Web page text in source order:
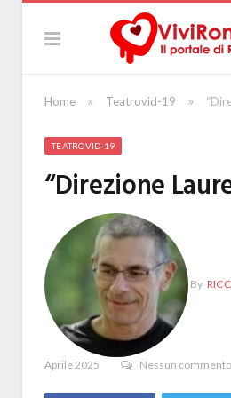
Home » Teatrovid-19 »
TEATROVID-19
“Direzione
By
Aprile 2025 Nessun commento